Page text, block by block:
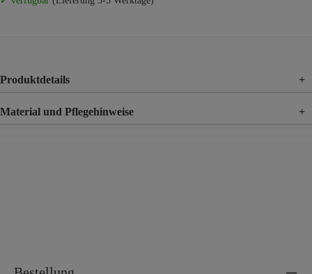
Produktdetails +
Material und Pflegehinweise +